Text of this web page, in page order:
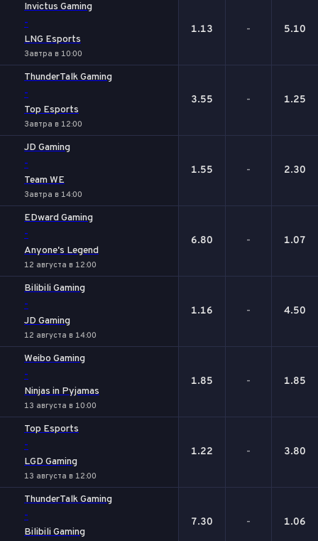
Invictus Gaming
-
LNG Esports
Завтра в 10:00
1.13 - 5.10
ThunderTalk Gaming
-
Top Esports
Завтра в 12:00
3.55 - 1.25
JD Gaming
-
Team WE
Завтра в 14:00
1.55 - 2.30
EDward Gaming
-
Anyone's Legend
12 августа в 12:00
6.80 - 1.07
Bilibili Gaming
-
JD Gaming
12 августа в 14:00
1.16 - 4.50
Weibo Gaming
-
Ninjas in Pyjamas
13 августа в 10:00
1.85 - 1.85
Top Esports
-
LGD Gaming
13 августа в 12:00
1.22 - 3.80
ThunderTalk Gaming
-
Bilibili Gaming
7.30 - 1.06